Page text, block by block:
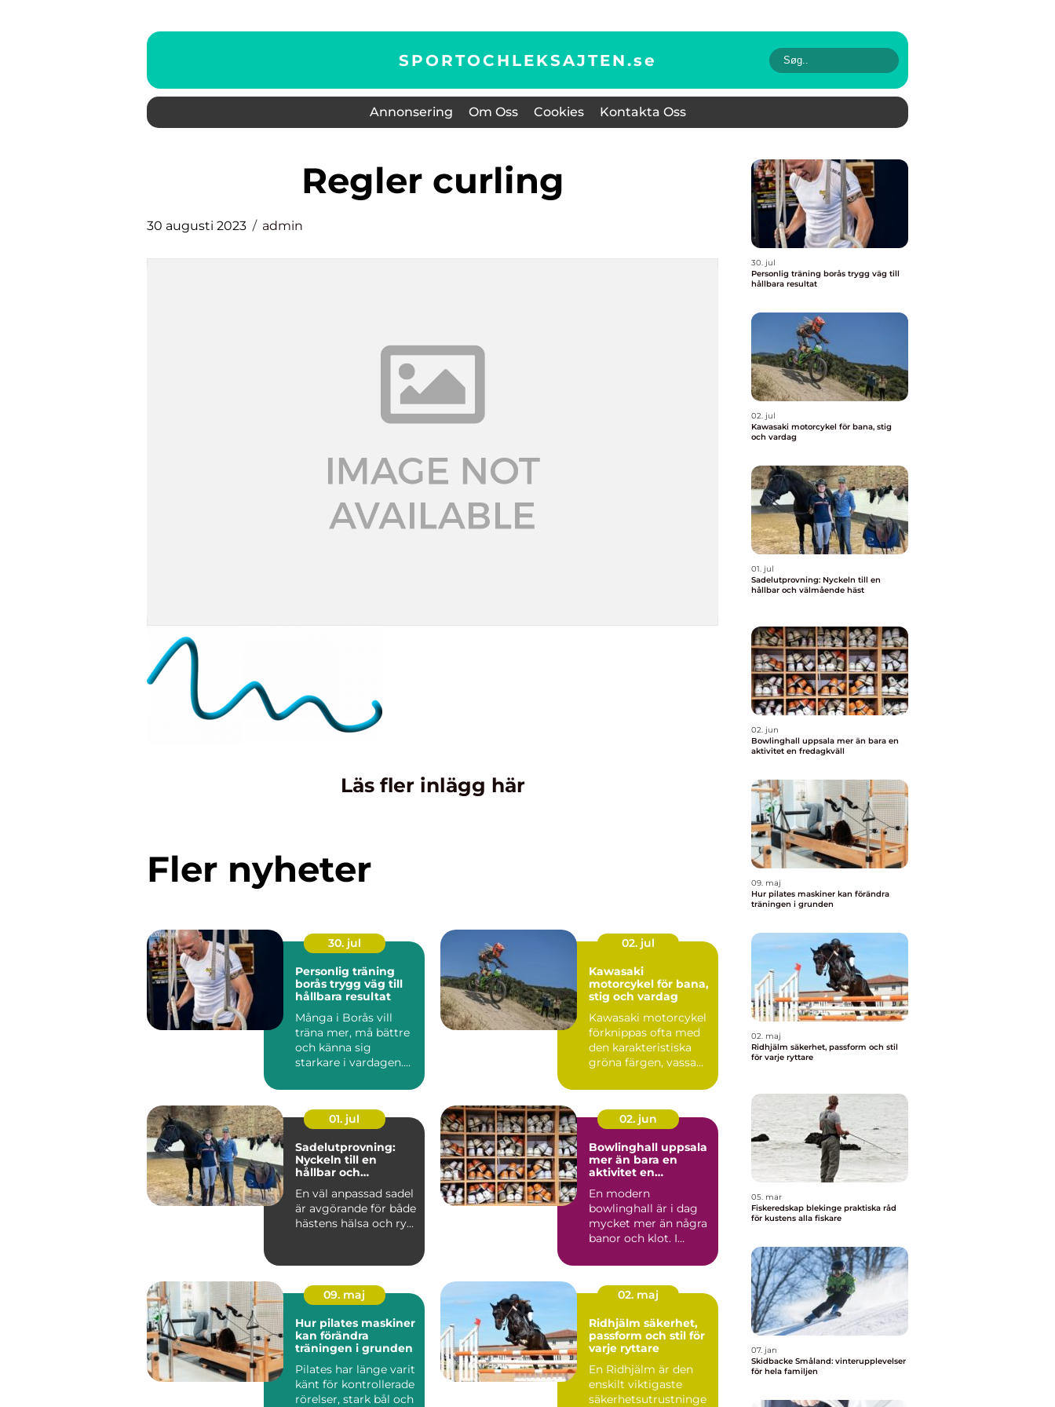
SPORTOCHLEKSAJTEN.se
Annonsering Om Oss Cookies Kontakta Oss
regler curling
30 augusti 2023 admin
Läs fler inlägg här
Fler nyheter
30. jul
Personlig träning
borås trygg väg till
hållbara resultat
Många i Borås vill
träna mer, må bättre
och känna sig
starkare i vardagen.
efter...
02. jul
Kawasaki
motorcykel för bana,
stig och vardag
Kawasaki motorcykel
förknippas ofta med
den karakteristiska
gröna färgen, vassa
01. jul
Sadelutprovning:
Nyckeln till en
hållbar och
En väl anpassad sadel
är avgörande för både
hästens hälsa och ry...
02. jun
Bowlinghall uppsala
mer än bara en
aktivitet en
En modern
bowlinghall är i dag
mycket mer än några
banor och klot. I
utvecklats ...
09. maj
Hur pilates maskiner
kan förändra
träningen i grunden
Pilates har länge varit
känt för kontrollerade
rörelser, stark bål och
02. maj
Ridhjälm säkerhet,
passform och stil för
varje ryttare
En Ridhjälm är den
enskilt viktigaste
säkerhetsutrustninge
30. jul
Personlig träning borås trygg väg till
hållbara resultat
02. jul
Kawasaki motorcykel för bana, stig
och vardag
01. jul
Sadelutprovning: Nyckeln till en
hållbar och välmående häst
02. jun
Bowlinghall uppsala mer än bara en
aktivitet en fredagkväll
09. maj
Hur pilates maskiner kan förändra
träningen i grunden
02. maj
Ridhjälm säkerhet, passform och stil
för varje ryttare
05. mar
Fiskeredskap blekinge praktiska råd
för kustens alla fiskare
07. jan
Skidbacke Småland: vinterupplevelser
för hela familjen